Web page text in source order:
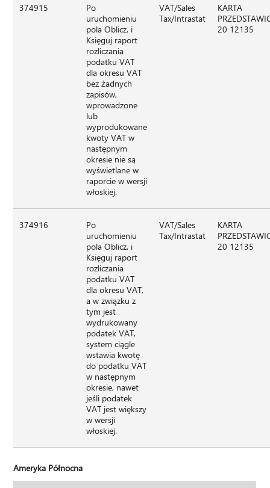
374915
Po
uruchomieniu
pola Oblicz. i
Księguj raport
rozliczania
podatku VAT
dla okresu VAT
bez żadnych
zapisów,
wprowadzone
lub
wyprodukowane
kwoty VAT w
następnym
okresie nie są
wyświetlane w
raporcie w wersji
włoskiej.
VAT/Sales
Tax/Intrastat
KARTA
20 12135
374916
Po
uruchomieniu
pola Oblicz. i
Księguj raport
rozliczania
podatku VAT
dla okresu VAT,
a w związku z
tym jest
wydrukowany
podatek VAT,
system ciągle
wstawia kwotę
do podatku VAT
w następnym
okresie, nawet
jeśli podatek
VAT jest większy
w wersji
włoskiej.
VAT/Sales
Tax/Intrastat
KARTA
20 12135
Ameryka Północna